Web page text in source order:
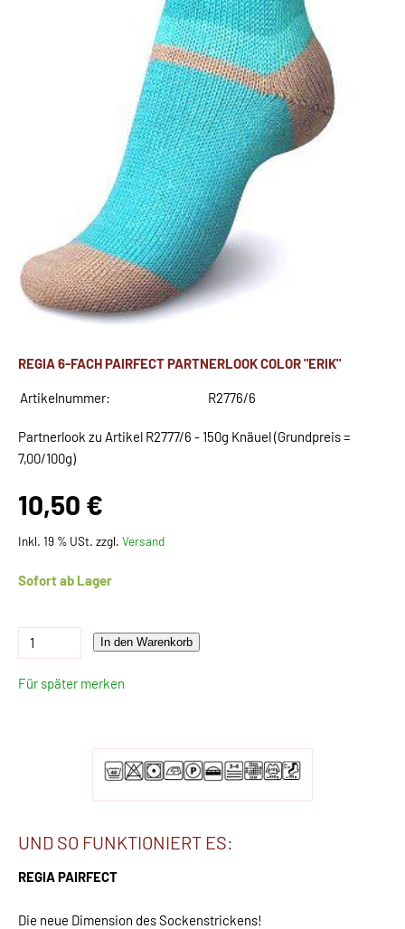
REGIA 6-FACH PAIRFECT PARTNERLOOK COLOR "ERIK"
Artikelnummer: R2776/6
Partnerlook zu Artikel R2777/6 - 150g Knäuel (Grundpreis =
7,00/100g)
10,50 €
Inkl. 19 % USt. zzgl. Versand
Sofort ab Lager
In den Warenkorb
Für später merken
UND SO FUNKTIONIERT ES:
REGIA PAIRFECT
Die neue Dimension des Sockenstrickens!